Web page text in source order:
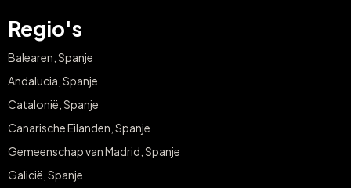
Regio's
Balearen, Spanje
Andalucia, Spanje
Catalonië, Spanje
Canarische Eilanden, Spanje
Gemeenschap van Madrid, Spanje
Galicië, Spanje